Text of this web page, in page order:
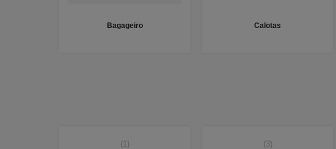
Bagageiro Calotas
(1) (3)